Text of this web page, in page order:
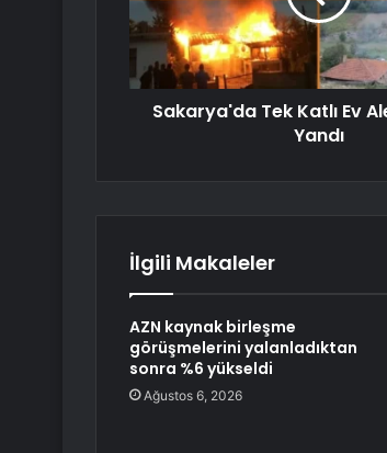
Sakarya'da Tek Katlı Ev
Yandı
İlgili Makaleler
AZN kaynak birleşme
görüşmelerini yalanladıktan
sonra %6 yükseldi
Ağustos 6, 2026